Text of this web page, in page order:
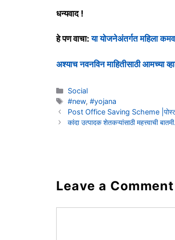
धन्यवाद !
हे पण वाचा:या योजनेअंतर्गत महिला
अश्याच नवनविन माहितीसाठी आमच्या
Categories
Social
Tags
#new,#yojana
Post Office Saving Scheme |पोस्ट
कांदा उत्पादक शेतकऱ्यांसाठी महत्त्वाची
Leave a Comment